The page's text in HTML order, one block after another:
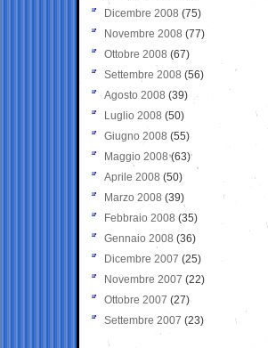
Dicembre 2008 (75)
Novembre 2008 (77)
Ottobre 2008 (67)
Settembre 2008 (56)
Agosto 2008 (39)
Luglio 2008 (50)
Giugno 2008 (55)
Maggio 2008(63)
Aprile 2008 (50)
Marzo 2008 (39)
Febbraio 2008 (35)
Gennaio 2008 (36)
Dicembre 2007 (25)
Novembre 2007 (22)
Ottobre 2007 (27)
Settembre 2007 (23)